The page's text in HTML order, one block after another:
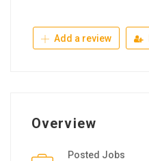
Add a review
Overview
Posted Jobs